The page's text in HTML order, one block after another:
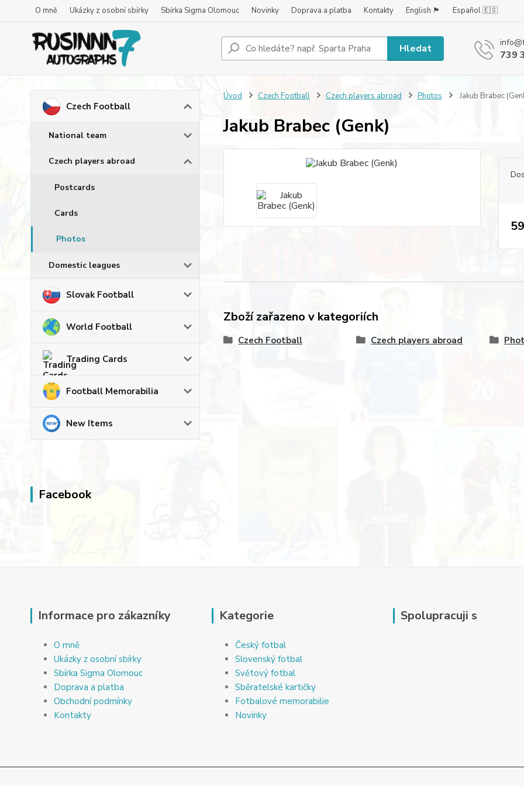
O mně Ukázky z osobní sbírky Sbírka Sigma Olomouc Novinky Doprava a platba Kontakty English 🏴󠁧󠁢󠁥󠁮󠁧󠁿 Español 🇪🇸
Hledat
739
Czech Football
National team
Czech players abroad
Postcards
Cards
Photos
Domestic leagues
Slovak Football
World Football
Trading Cards
Football Memorabilia
New Items
Facebook
Úvod Czech Football Czech players abroad Photos Jakub Brabec
Jakub Brabec (Genk)
Zboží zařazeno v kategoriích
Czech Football Czech players abroad
Informace pro zákazníky
O mně
Ukázky z osobní sbírky
Sbírka Sigma Olomouc
Doprava a platba
Obchodní podmínky
Kontakty
Kategorie
Český fotbal
Slovenský fotbal
Světový fotbal
Sběratelské kartičky
Fotbalové memorabilie
Novinky
Spolupracuji s